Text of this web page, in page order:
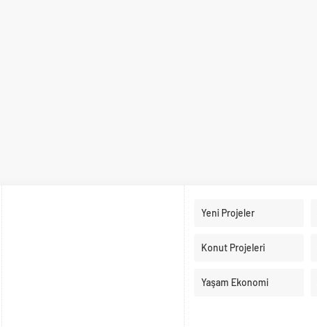
Yeni Projeler
Konut Projeleri
Yaşam Ekonomi